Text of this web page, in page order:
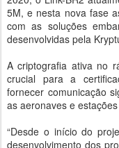
5M, e nesta nova fase
com as soluções
desenvolvidas pela
A criptografia ativa no
crucial para a
fornecer comunicação
as aeronaves e
“Desde o início do
desenvolvimento dos